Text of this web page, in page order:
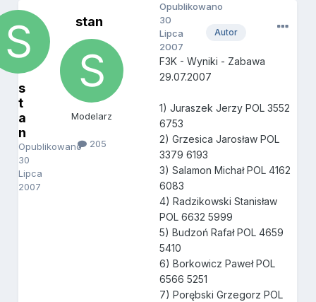
s
t
a
n
Opublikowano
30
Lipca
2007
stan
Modelarz
205
Autor
Opublikowano
30
Lipca
2007
F3K - Wyniki - Zabawa
29.07.2007
1) Juraszek Jerzy POL 3552
6753
2) Grzesica Jarosław POL
3379 6193
3) Salamon Michał POL 4162
6083
4) Radzikowski Stanisław
POL 6632 5999
5) Budzoń Rafał POL 4659
5410
6) Borkowicz Paweł POL
6566 5251
7) Porębski Grzegorz POL